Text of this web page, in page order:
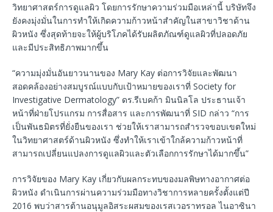
วิทยาศาสตร์การดูแลผิว โดยการรักษาความร่วมมือเหล่านี้ บริษัทจึง
ยังคงมุ่งมั่นในการทำให้เกิดความก้าวหน้าสำคัญในสาขาวิชาด้าน
ผิวหนัง ซึ่งสุดท้ายจะให้ผู้บริโภคได้รับผลิตภัณฑ์ดูแลผิวที่ปลอดภัย
และมีประสิทธิภาพมากขึ้น
“ความมุ่งมั่นอันยาวนานของ Mary Kay ต่อการวิจัยและพัฒนา
สอดคล้องอย่างสมบูรณ์แบบกับเป้าหมายของเราที่ Society for
Investigative Dermatology” ดร.รีเบคก้า มินนิลโล ประธานเจ้า
หน้าที่ฝ่ายโปรแกรม การสื่อสาร และการพัฒนาที่ SID กล่าว “การ
เป็นพันธมิตรที่ยั่งยืนของเรา ช่วยให้เราสามารถสำรวจขอบเขตใหม่
ในวิทยาศาสตร์ด้านผิวหนัง ซึ่งทำให้เราเข้าใกล้ความก้าวหน้าที่
สามารถเปลี่ยนแปลงการดูแลผิวและตัวเลือกการรักษาได้มากขึ้น”
การวิจัยของ Mary Kay เกี่ยวกับผลกระทบของมลพิษทางอากาศต่อ
ผิวหนัง ดำเนินการผ่านความร่วมมือทางวิชาการหลายครั้งตั้งแต่ปี
2016 พบว่าสารต้านอนุมูลอิสระผสมของเรสเวอราทรอล ไนอาซินา